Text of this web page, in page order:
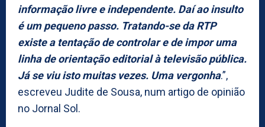
informação livre e independente. Daí ao insulto
é um pequeno passo. Tratando-se da RTP
existe a tentação de controlar e de impor uma
linha de orientação editorial à televisão pública.
Já se viu isto muitas vezes. Uma vergonha.”,
escreveu Judite de Sousa, num artigo de opinião
no Jornal Sol.